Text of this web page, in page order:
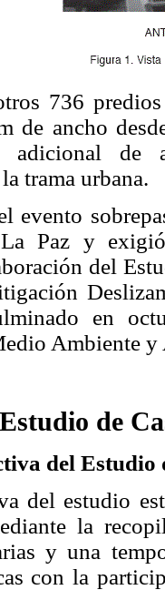
736
de ancho
adicional de
trama urbana.
evento
Paz y
del
en
Ambiente y
de
del Estudio
del estudio
la
y una
con la